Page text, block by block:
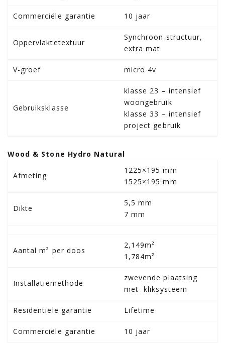
Commerciële garantie 10 jaar
Oppervlaktetextuur
Synchroon structuur,
extra mat
V-groef micro 4v
Gebruiksklasse
klasse 23 – intensief
woongebruik
klasse 33 – intensief
project gebruik
Wood & Stone Hydro Natural
Afmeting
1225×195 mm
1525×195 mm
Dikte
5,5 mm
7 mm
Aantal m² per doos
2,149m²
1,784m²
Installatiemethode
zwevende plaatsing
met kliksysteem
Residentiële garantie Lifetime
Commerciële garantie 10 jaar